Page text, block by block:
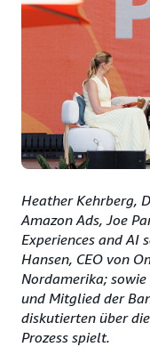
Heather Kehrberg,
Amazon Ads, Joe
Experiences and AI
Hansen, CEO von
Nordamerika;
und Mitglied der
diskutierten über
Prozess spielt.